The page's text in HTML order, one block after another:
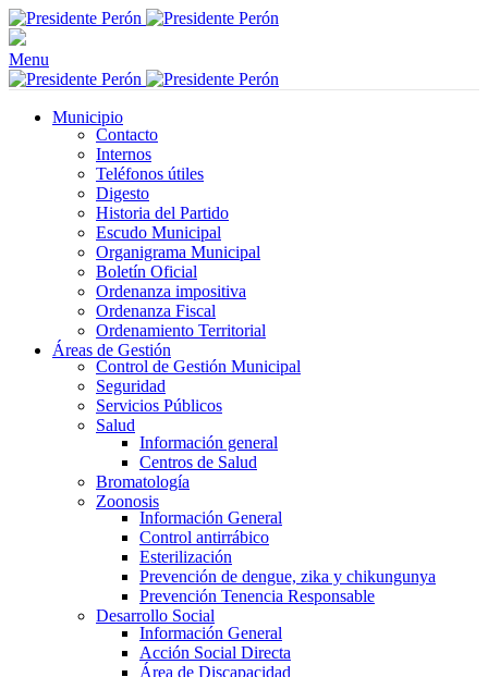
Menu
Municipio
Contacto
Internos
Teléfonos útiles
Digesto
Historia del Partido
Escudo Municipal
Organigrama Municipal
Boletín Oficial
Ordenanza impositiva
Ordenanza Fiscal
Ordenamiento Territorial
Áreas de Gestión
Control de Gestión Municipal
Seguridad
Servicios Públicos
Salud
Información general
Centros de Salud
Bromatología
Zoonosis
Información General
Control antirrábico
Esterilización
Prevención de dengue, zika y chikungunya
Prevención Tenencia Responsable
Desarrollo Social
Información General
Acción Social Directa
Área de Discapacidad